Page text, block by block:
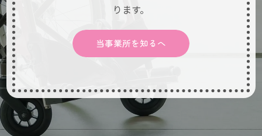
ります。
当事業所を知るへ